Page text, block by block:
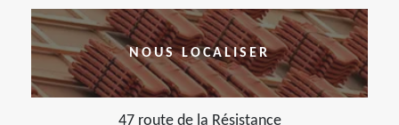
NOUS LOCALISER
47 route de la Résistance